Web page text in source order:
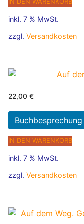
inkl. 7 % MwSt.
zzgl. Versandkosten
22,00 €
Buchbesprechung
IN DEN WARENKORB
inkl. 7 % MwSt.
zzgl. Versandkosten